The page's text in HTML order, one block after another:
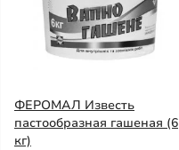
ФЕРОМАЛ Известь
пастообразная гашеная (6
кг)